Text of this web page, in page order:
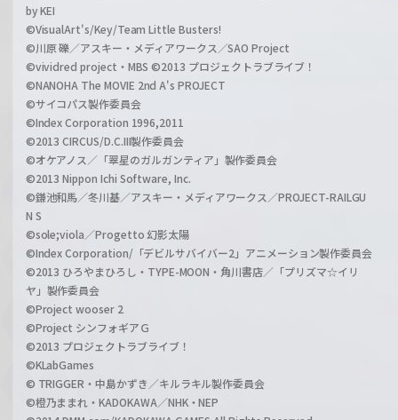
by KEI
©VisualArt's/Key/Team Little Busters!
©川原 礫／アスキー・メディアワークス／SAO Project
©vividred project・MBS ©2013 プロジェクトラブライブ！
©NANOHA The MOVIE 2nd A's PROJECT
©サイコパス製作委員会
©Index Corporation 1996,2011
©2013 CIRCUS/D.C.III製作委員会
©オケアノス／「翠星のガルガンティア」製作委員会
©2013 Nippon Ichi Software, Inc.
©鎌池和馬／冬川基／アスキー・メディアワークス／PROJECT-RAILGU
N S
©sole;viola／Progetto 幻影太陽
©Index Corporation/「デビルサバイバー2」アニメーション製作委員会
©2013 ひろやまひろし・TYPE-MOON・角川書店／「プリズマ☆イリ
ヤ」製作委員会
©Project wooser 2
©Project シンフォギアＧ
©2013 プロジェクトラブライブ！
©KLabGames
© TRIGGER・中島かずき／キルラキル製作委員会
©橙乃ままれ・KADOKAWA／NHK・NEP